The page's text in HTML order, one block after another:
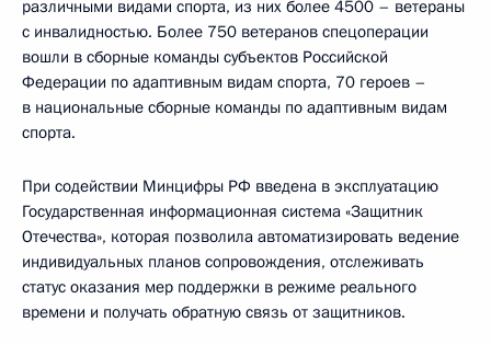
различными видами спорта, из них более 4500 – ветераны
с инвалидностью. Более 750 ветеранов спецоперации
вошли в сборные команды субъектов Российской
Федерации по адаптивным видам спорта, 70 героев –
в национальные сборные команды по адаптивным видам
спорта.
При содействии Минцифры РФ введена в эксплуатацию
Государственная информационная система «Защитник
Отечества», которая позволила автоматизировать ведение
индивидуальных планов сопровождения, отслеживать
статус оказания мер поддержки в режиме реального
времени и получать обратную связь от защитников.